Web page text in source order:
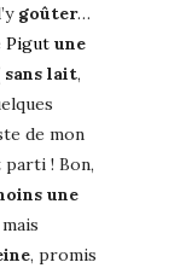
goûter…
Pigut une
sans lait,
de mon
parti ! Bon,
une
, promis